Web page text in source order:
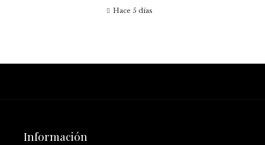
Hace 5 días
Información